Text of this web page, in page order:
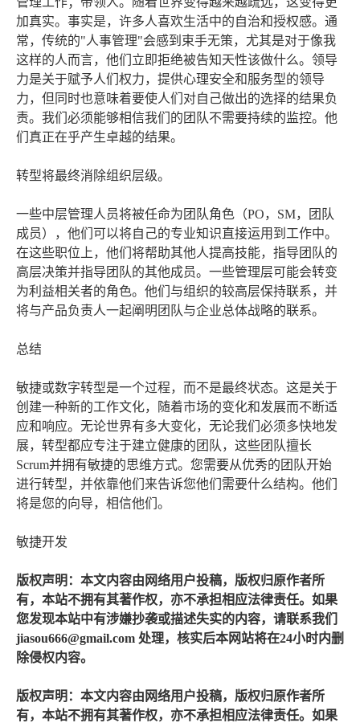
加真实。事实是，许多人喜欢生活中的自治和授权感。通
常，传统的"人事管理"会感到束手无策，尤其是对于像我
这样的人而言，他们立即拒绝被告知天性该做什么。领导
力是关于赋予人们权力，提供心理安全和服务型的领导
力，但同时也意味着要使人们对自己做出的选择的结果负
责。我们必须能够相信我们的团队不需要持续的监控。他
们真正在乎产生卓越的结果。
转型将最终消除组织层级。
一些中层管理人员将被任命为团队角色（PO，SM，团队
成员），他们可以将自己的专业知识直接运用到工作中。
在这些职位上，他们将帮助其他人提高技能，指导团队的
高层决策并指导团队的其他成员。一些管理层可能会转变
为利益相关者的角色。他们与组织的较高层保持联系，并
将与产品负责人一起阐明团队与企业总体战略的联系。
总结
敏捷或数字转型是一个过程，而不是最终状态。这是关于
创建一种新的工作文化，随着市场的变化和发展而不断适
应和响应。无论世界有多大变化，无论我们必须多快地发
展，转型都应专注于建立健康的团队，这些团队擅长
Scrum并拥有敏捷的思维方式。您需要从优秀的团队开始
进行转型，并依靠他们来告诉您他们需要什么结构。他们
将是您的向导，相信他们。
敏捷开发
版权声明：本文内容由网络用户投稿，版权归原作者所
有，本站不拥有其著作权，亦不承担相应法律责任。如果
您发现本站中有涉嫌抄袭或描述失实的内容，请联系我们
jiasou666@gmail.com 处理，核实后本网站将在24小时内删
除侵权内容。
版权声明：本文内容由网络用户投稿，版权归原作者所
有，本站不拥有其著作权，亦不承担相应法律责任。如果